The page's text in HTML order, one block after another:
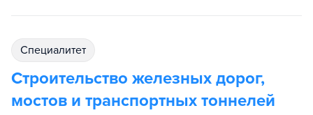
специалитет
Строительство железных дорог,
мостов и транспортных тоннелей